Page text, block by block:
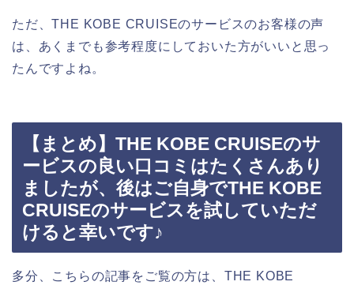
ただ、THE KOBE CRUISEのサービスのお客様の声
は、あくまでも参考程度にしておいた方がいいと思っ
たんですよね。
【まとめ】THE KOBE CRUISEのサ
ービスの良い口コミはたくさんあり
ましたが、後はご自身でTHE KOBE
CRUISEのサービスを試していただ
けると幸いです♪
多分、こちらの記事をご覧の方は、THE KOBE